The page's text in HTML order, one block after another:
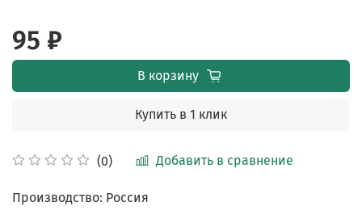
(0) Добавить в сравнение
95 ₽
В корзину
Купить в 1 клик
Производство: Россия